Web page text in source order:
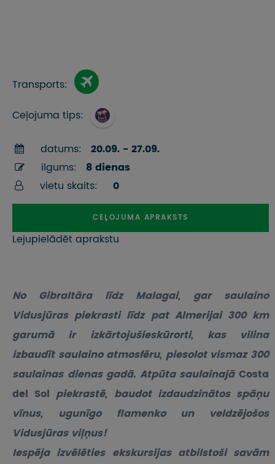
Transports:
Ceļojuma tips:
datums:
20.09. - 27.09.
ilgums:
8 dienas
vietu skaits:
0
CEĻOJUMA APRAKSTS
Lejupielādēt aprakstu
No Gibraltāra līdz Malagai, gar saulaino
Vidusjūras piekrasti līdz pat Almerijai 300 km
garumā ir izkārtojušieskūrorti, kas vilina
izbaudīt saulaino atmosfēru, piesolot vismaz 300
saulainas dienas gadā. Atpūta saulainajā Costa
del Sol piekrastē, baudot izdaudzinātos spāņu
vīnus, ugunīgo flamenko un veldzējošos
Vidusjūras viļņus!
Iespēja izvēlēties ekskursijas atbilstoši savām